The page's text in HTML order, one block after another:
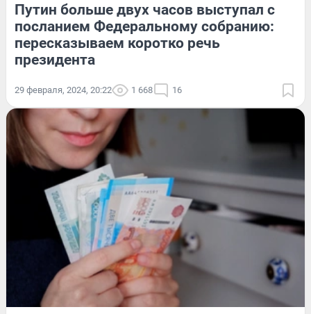
Путин больше двух часов выступал с
посланием Федеральному собранию:
пересказываем коротко речь
президента
29 февраля, 2024, 20:22 1 668 16